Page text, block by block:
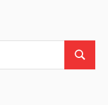
Suchen